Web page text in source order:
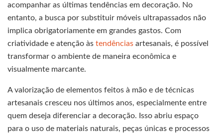
acompanhar as últimas tendências em decoração. No
entanto, a busca por substituir móveis ultrapassados não
implica obrigatoriamente em grandes gastos. Com
criatividade e atenção às tendências artesanais, é possível
transformar o ambiente de maneira econômica e
visualmente marcante.
A valorização de elementos feitos à mão e de técnicas
artesanais cresceu nos últimos anos, especialmente entre
quem deseja diferenciar a decoração. Isso abriu espaço
para o uso de materiais naturais, peças únicas e processos